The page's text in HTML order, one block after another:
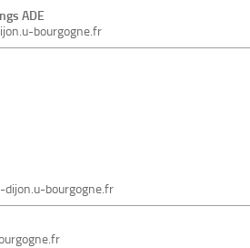
ADE
bourgogne.fr
bourgogne.fr